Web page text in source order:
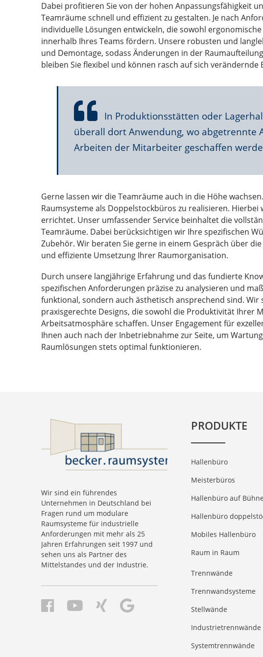
Dabei profitieren Sie von der hohen Anpassungsfähigkeit
Teamräume schnell und effizient zu gestalten. Je nach
individuelle Lösungen entwickeln, die sowohl
innerhalb Ihres Teams fördern. Unsere robusten und
und Demontage, sodass Änderungen in der
bleiben Sie flexibel und können rasch auf sich verändernde
In Produktionsstätten oder
überall dort Anwendung, wo abgetrennte
Arbeiten der Mitarbeiter geschaffen
Gerne lassen wir die Teamräume auch in die Höhe
Raumsysteme als Doppelstockbüros zu realisieren.
errichtet. Unser umfassender Service beinhaltet die
Teamräume. Dabei berücksichtigen wir Ihre spezifischen
Zubehör. Wir beraten Sie gerne in einem Gespräch über
und effiziente Umsetzung Ihrer Raumorganisation.
Durch unsere langjährige Erfahrung und das fundierte
spezifischen Anforderungen präzise zu analysieren und
funktional, sondern auch ästhetisch ansprechend sind.
praxisgerechte Designs, die sowohl die Produktivität Ihrer
Arbeitsatmosphäre schaffen. Unser Engagement für
Ihnen auch nach der Inbetriebnahme zur Seite, um
Raumlösungen stets optimal funktionieren.
Wir sind ein führendes
Unternehmen in Deutschland bei
Fragen rund um modulare
Raumsysteme für industrielle
Anforderungen mit mehr als 25
Jahren Erfahrungen seit 1997 und
sehen uns als Partner des
Mittelstandes und der Industrie.
PRODUKTE
Hallenbüro
Meisterbüros
Hallenbüro auf Bühne
Hallenbüro
Mobiles Hallenbüro
Raum in Raum
Trennwände
Trennwandsysteme
Stellwände
Industrietrennwände
Systemtrennwände